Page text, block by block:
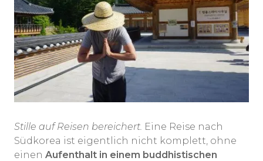
Stille auf Reisen bereichert. Eine Reise nach
Südkorea ist eigentlich nicht komplett, ohne
einen Aufenthalt in einem buddhistischen